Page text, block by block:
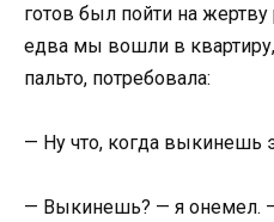
готов был пойти на
едва мы вошли в
пальто, потребовала:
— Ну что, когда выкинешь
— Выкинешь? — я онемел.